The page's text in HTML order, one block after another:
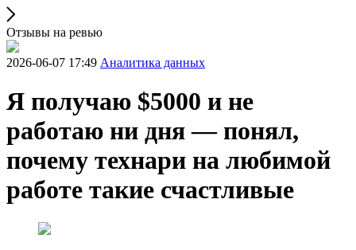
Отзывы на ревью
2026-06-07 17:49 Аналитика данных
Я получаю $5000 и не
работаю ни дня — понял,
почему технари на любимой
работе такие счастливые